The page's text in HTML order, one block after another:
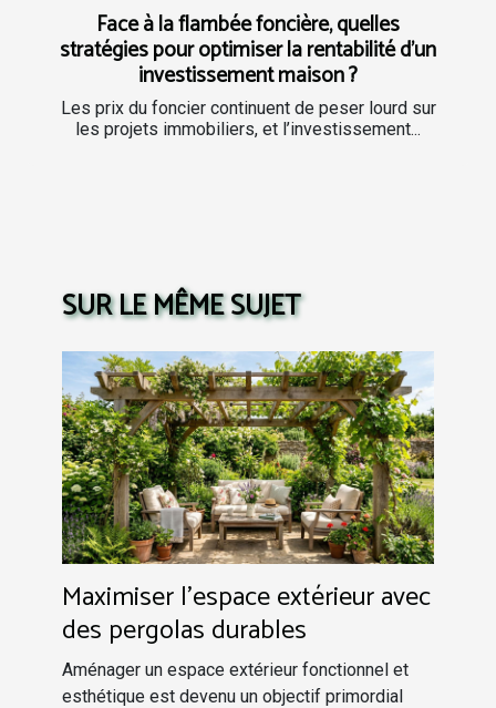
Face à la flambée foncière, quelles
stratégies pour optimiser la rentabilité d’un
investissement maison ?
Les prix du foncier continuent de peser lourd sur
les projets immobiliers, et l’investissement...
SUR LE MÊME SUJET
Maximiser l'espace extérieur avec
des pergolas durables
Aménager un espace extérieur fonctionnel et
esthétique est devenu un objectif primordial